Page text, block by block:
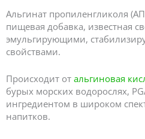
Альгинат пропиленгликоля
пищевая добавка, известная
эмульгирующими,
свойствами.
Происходит от альгиновая
бурых морских водорослях,
ингредиентом в широком
напитков.